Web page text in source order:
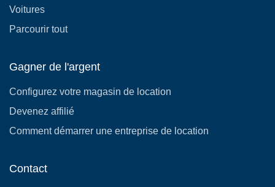
Voitures
Parcourir tout
Gagner de l'argent
Configurez votre magasin de location
Devenez affilié
Comment démarrer une entreprise de location
Contact